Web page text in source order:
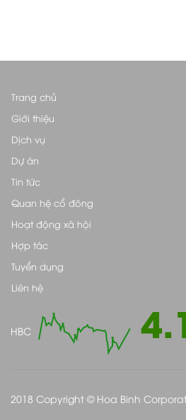
Trang chủ
Giới thiệu
Dịch vụ
Dự án
Tin tức
Quan hệ cổ đông
Hoạt động xã hội
Hợp tác
Tuyển dụng
Liên hệ
HBC
2018 Copyright © Hoa Binh